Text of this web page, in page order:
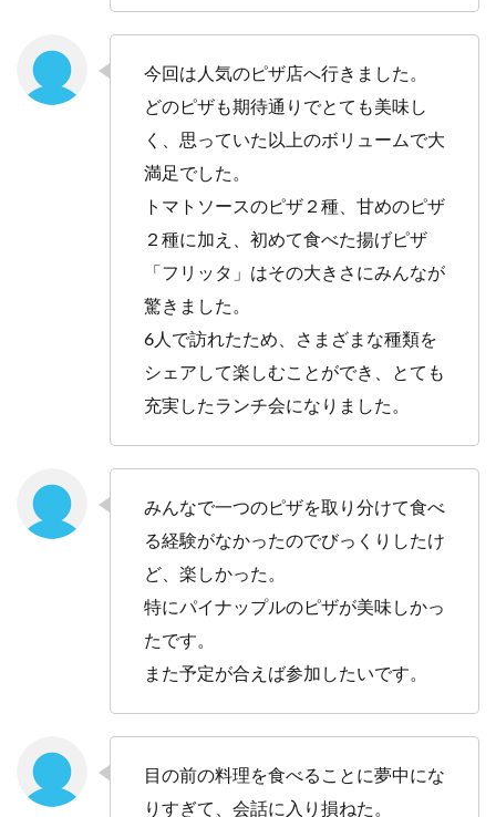
今回は人気のピザ店へ行きました。
どのピザも期待通りでとても美味し
く、思っていた以上のボリュームで大
満足でした。
トマトソースのピザ２種、甘めのピザ
２種に加え、初めて食べた揚げピザ
「フリッタ」はその大きさにみんなが
驚きました。
6人で訪れたため、さまざまな種類を
シェアして楽しむことができ、とても
充実したランチ会になりました。
みんなで一つのピザを取り分けて食べ
る経験がなかったのでびっくりしたけ
ど、楽しかった。
特にパイナップルのピザが美味しかっ
たです。
また予定が合えば参加したいです。
目の前の料理を食べることに夢中にな
りすぎて、会話に入り損ねた。